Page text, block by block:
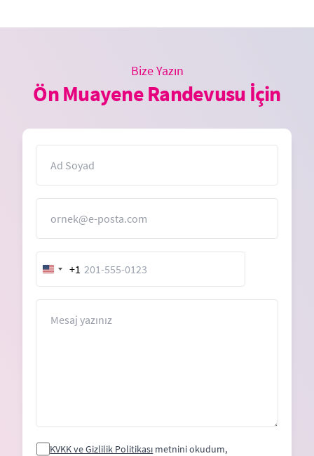
Bize Yazın
Ön Muayene Randevusu İçin
United
States
+1
KVKK ve Gizlilik Politikası metnini okudum,